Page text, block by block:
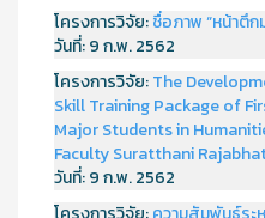
โครงการวิจัย:ชื่อภาพ “หน้าตึ
วันที่:9 ก.พ. 2562
โครงการวิจัย:The
Skill Training Package of
Major Students in
Faculty Suratthani
วันที่:9 ก.พ. 2562